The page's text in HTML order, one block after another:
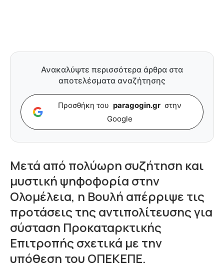
Ανακαλύψτε περισσότερα άρθρα στα
αποτελέσματα αναζήτησης
Προσθήκη του paragogin.gr στην
Google
Μετά από πολύωρη συζήτηση και
μυστική ψηφοφορία στην
Ολομέλεια, η Βουλή απέρριψε τις
προτάσεις της αντιπολίτευσης για
σύσταση Προκαταρκτικής
Επιτροπής σχετικά με την
υπόθεση του ΟΠΕΚΕΠΕ.